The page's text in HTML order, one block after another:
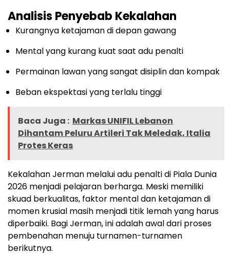
Analisis Penyebab Kekalahan
Kurangnya ketajaman di depan gawang
Mental yang kurang kuat saat adu penalti
Permainan lawan yang sangat disiplin dan kompak
Beban ekspektasi yang terlalu tinggi
Baca Juga : Markas UNIFIL Lebanon
Dihantam Peluru Artileri Tak Meledak, Italia
Protes Keras
Kekalahan Jerman melalui adu penalti di Piala Dunia
2026 menjadi pelajaran berharga. Meski memiliki
skuad berkualitas, faktor mental dan ketajaman di
momen krusial masih menjadi titik lemah yang harus
diperbaiki. Bagi Jerman, ini adalah awal dari proses
pembenahan menuju turnamen-turnamen
berikutnya.